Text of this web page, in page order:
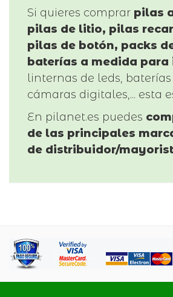
Si quieres comprar pilas
pilas de litio, pilas
pilas de botón, packs
baterías a medida
linternas de leds,
cámaras digitales,... esta
En pilanet.es puedes
de las principales
de distribuidor/